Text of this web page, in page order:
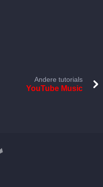
Andere tutorials
YouTube Music